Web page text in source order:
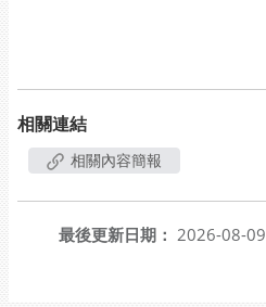
相關連結
相關內容簡報
最後更新日期： 2026-08-09